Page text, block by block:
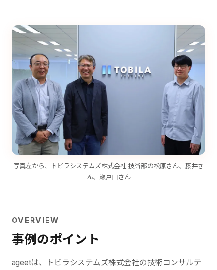
写真左から、トビラシステムズ株式会社 技術部の松原さん、藤井さ
ん、瀬戸口さん
OVERVIEW
事例のポイント
ageetは、トビラシステムズ株式会社の技術コンサルテ